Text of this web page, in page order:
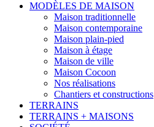
MODÈLES DE MAISON
Maison traditionnelle
Maison contemporaine
Maison plain-pied
Maison à étage
Maison de ville
Maison Cocoon
Nos réalisations
Chantiers et constructions
TERRAINS
TERRAINS + MAISONS